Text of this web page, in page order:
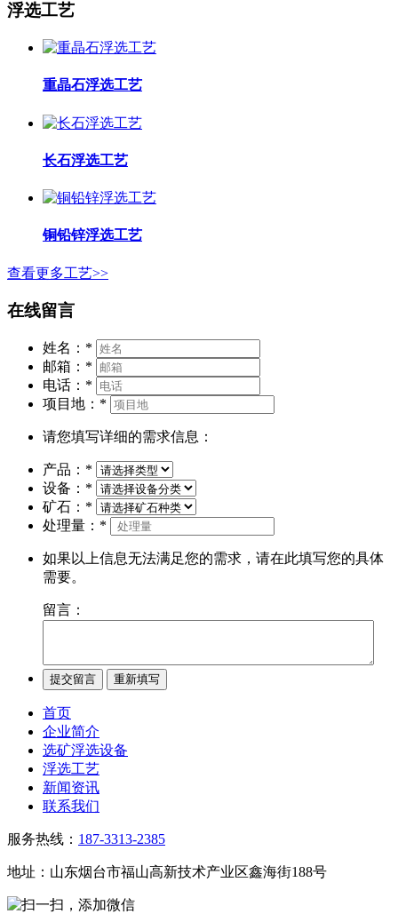
浮选工艺
重晶石浮选工艺
长石浮选工艺
铜铅锌浮选工艺
查看更多工艺>>
在线留言
姓名： *
邮箱： *
电话： *
项目地： *
请您填写详细的需求信息：
产品： *
设备： *
矿石： *
处理量： *
如果以上信息无法满足您的需求，请在此填写您的具体
需要。
留言：
首页
企业简介
选矿浮选设备
浮选工艺
新闻资讯
联系我们
服务热线： 187-3313-2385
地址：山东烟台市福山高新技术产业区鑫海街188号